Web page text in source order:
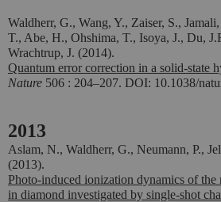
Waldherr, G., Wang, Y., Zaiser, S.,
T., Abe, H., Ohshima, T., Isoya, J., Du,
Wrachtrup, J. (2014).
Quantum error correction in a solid-state
Nature 506 : 204–207. DOI: 10.1038/
2013
Aslam, N., Waldherr, G., Neumann, P.,
(2013).
Photo-induced ionization dynamics of the
in diamond investigated by single-shot